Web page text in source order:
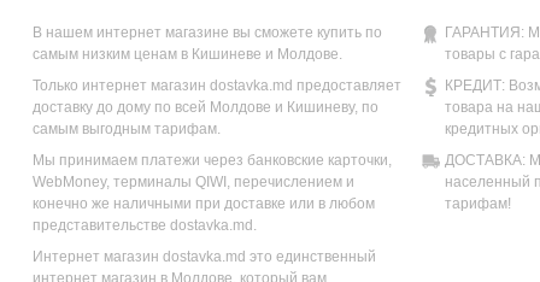
В нашем интернет магазине вы сможете купить по
самым низким ценам в Кишиневе и Молдове.
Только интернет магазин dostavka.md предоставляет
доставку до дому по всей Молдове и Кишиневу, по
самым выгодным тарифам.
Мы принимаем платежи через банковские карточки,
WebMoney, терминалы QIWI, перечислением и
конечно же наличными при доставке или в любом
представительстве dostavka.md.
Интернет магазин dostavka.md это единственный
интернет магазин в Молдове, который вам
ГАРАНТИЯ:
товары с
КРЕДИТ:
товара на
кредитных
ДОСТАВКА:
населенный
тарифам!